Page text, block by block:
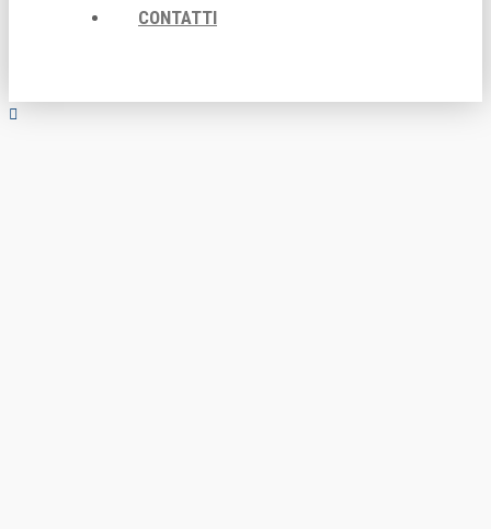
CONTATTI